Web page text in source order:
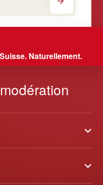
Suisse. Naturellement.